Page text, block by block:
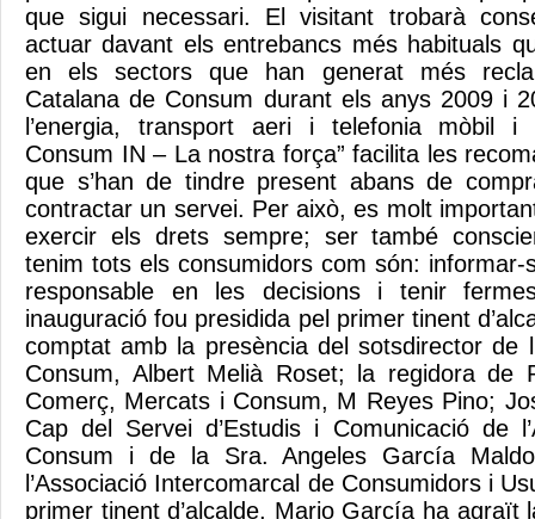
que sigui necessari. El visitant trobarà
actuar davant els entrebancs més habituals
en els sectors que han generat més
Catalana de Consum durant els anys 2009 i
l’energia, transport aeri i telefonia mòbil i
Consum IN – La nostra força” facilita les
que s’han de tindre present abans de
contractar un servei. Per això, es molt
exercir els drets sempre; ser també
tenim tots els consumidors com són:
responsable en les decisions i tenir
inauguració fou presidida pel primer tinent
comptat amb la presència del sotsdirector de
Consum, Albert Melià Roset; la regidora de
Comerç, Mercats i Consum, M Reyes Pino;
Cap del Servei d’Estudis i Comunicació de
Consum i de la Sra. Angeles García
l’Associació Intercomarcal de Consumidors i
primer tinent d’alcalde, Mario García ha agraït